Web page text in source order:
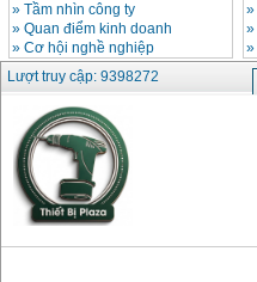
Máy hàn que điện tử
Hồng ký HK 200Z
Giá
Bình khí Co2, chai khí
co2 hàn Mig
Giá:1750000
» Tầm nhìn công ty
» Quan điểm kinh doanh
» Cơ hội nghề nghiệp
»
»
»
Lượt truy cập: 9398272